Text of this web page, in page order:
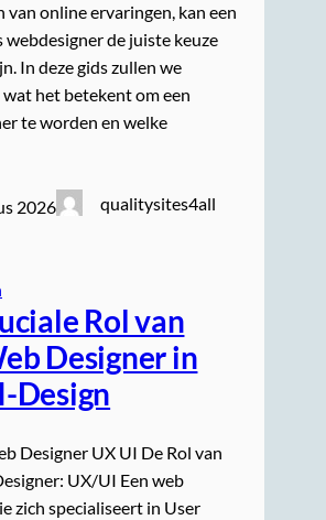
van online ervaringen, kan een
webdesigner de juiste keuze
In deze gids zullen we
het betekent om een
te worden en welke
2026 qualitysites4all
Rol van
Designer in
Design
Designer UX UI De Rol van
UX/UI Een web
zich specialiseert in User